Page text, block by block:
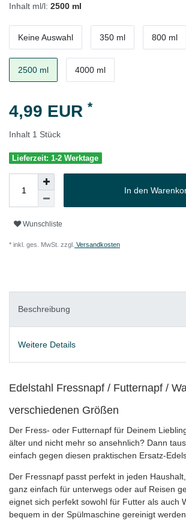
Inhalt ml/l: 2500 ml
Keine Auswahl 350 ml 800 ml
2500 ml 4000 ml
4,99 EUR *
Inhalt 1 Stück
Lieferzeit: 1-2 Werktage
In den
Wunschliste
* inkl. ges. MwSt. zzgl. Versandkosten
Beschreibung
Weitere Details
Edelstahl Fressnapf / Futternapf /
verschiedenen Größen
Der Fress- oder Futternapf für Deinem
älter und nicht mehr so ansehnlich? Dann
einfach gegen diesen praktischen Ersatz-
Der Fressnapf passt perfekt in jeden
ganz einfach für unterwegs oder auf Reisen
eignet sich perfekt sowohl für Futter als auch
bequem in der Spülmaschine gereinigt werden.